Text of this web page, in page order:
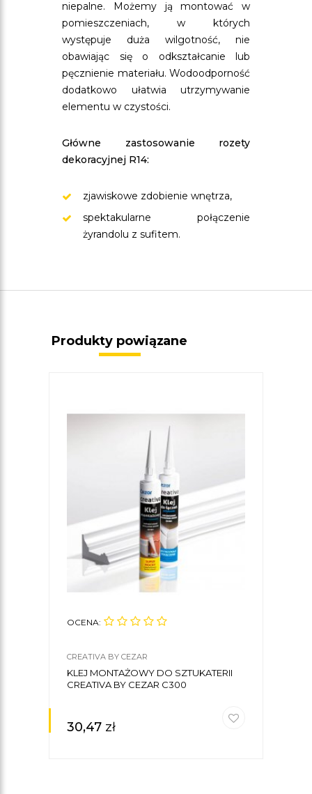
niepalne. Możemy ją montować w
pomieszczeniach, w których
występuje duża wilgotność, nie
obawiając się o odkształcanie lub
pęcznienie materiału. Wodoodporność
dodatkowo ułatwia utrzymywanie
elementu w czystości.
Główne zastosowanie rozety
dekoracyjnej R14:
zjawiskowe zdobienie wnętrza,
spektakularne połączenie
żyrandolu z sufitem.
Produkty powiązane
OCENA:
CREATIVA BY CEZAR
KLEJ MONTAŻOWY DO SZTUKATERII
CREATIVA BY CEZAR C300
30,47 zł